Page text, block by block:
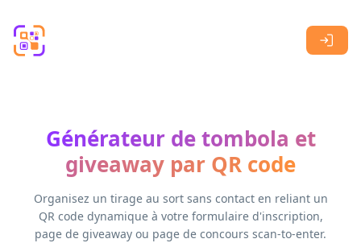
Générateur de tombola et
giveaway par QR code
Organisez un tirage au sort sans contact en reliant un
QR code dynamique à votre formulaire d'inscription,
page de giveaway ou page de concours scan-to-enter.